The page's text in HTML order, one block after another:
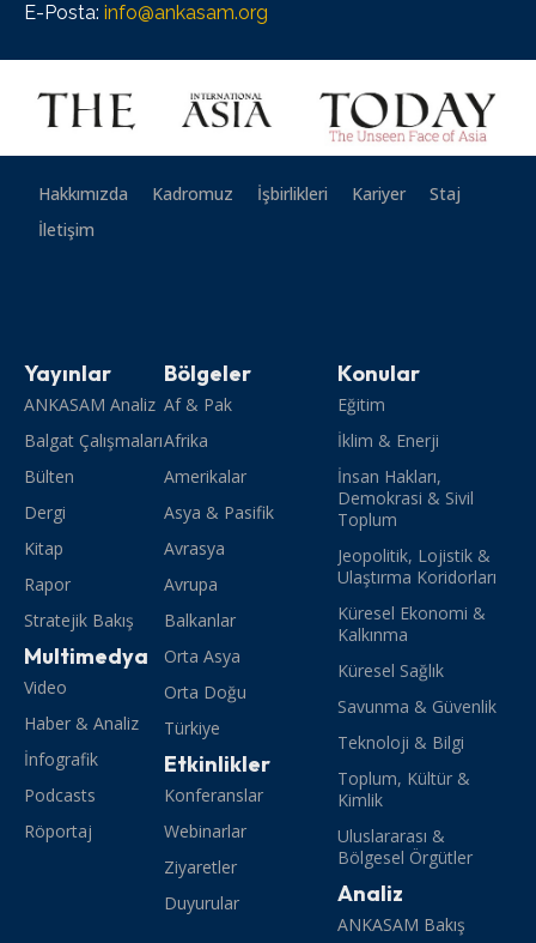
E-Posta: info@ankasam.org
Hakkımızda Kadromuz İşbirlikleri Kariyer
Staj
İletişim
Yayınlar
ANKASAM Analiz
Balgat Çalışmaları
Bülten
Dergi
Kitap
Rapor
Stratejik Bakış
Multimedya
Video
Haber & Analiz
İnfografik
Podcasts
Röportaj
Bölgeler
Af & Pak
Afrika
Amerikalar
Asya & Pasifik
Avrasya
Avrupa
Balkanlar
Orta Asya
Orta Doğu
Türkiye
Etkinlikler
Konferanslar
Webinarlar
Ziyaretler
Duyurular
Konular
Eğitim
İklim & Enerji
İnsan Hakları,
Demokrasi & Sivil
Toplum
Jeopolitik, Lojistik &
Ulaştırma Koridorları
Küresel Ekonomi &
Kalkınma
Küresel Sağlık
Savunma & Güvenlik
Teknoloji & Bilgi
Toplum, Kültür &
Kimlik
Uluslararası &
Bölgesel Örgütler
Analiz
ANKASAM Bakış